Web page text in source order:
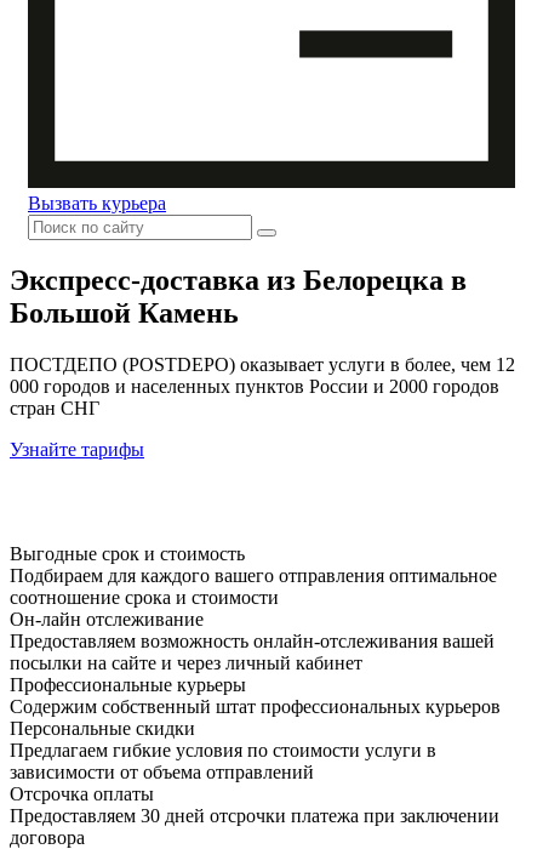
Вызвать курьера
Экспресс-доставка из Белорецка в
Большой Камень
ПОСТДЕПО (POSTDEPO) оказывает услуги в более, чем 12
000 городов и населенных пунктов России и 2000 городов
стран СНГ
Узнайте тарифы
Выгодные срок и стоимость
Подбираем для каждого вашего отправления оптимальное
соотношение срока и стоимости
Он-лайн отслеживание
Предоставляем возможность онлайн-отслеживания вашей
посылки на сайте и через личный кабинет
Профессиональные курьеры
Содержим собственный штат профессиональных курьеров
Персональные скидки
Предлагаем гибкие условия по стоимости услуги в
зависимости от объема отправлений
Отсрочка оплаты
Предоставляем 30 дней отсрочки платежа при заключении
договора